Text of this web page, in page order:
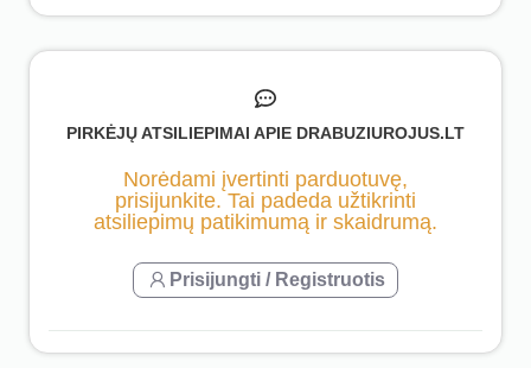
PIRKĖJŲ ATSILIEPIMAI APIE DRABUZIUROJUS.LT
Norėdami įvertinti parduotuvę,
prisijunkite. Tai padeda užtikrinti
atsiliepimų patikimumą ir skaidrumą.
Prisijungti / Registruotis